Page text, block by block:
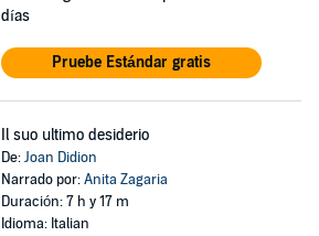
días
Pruebe Estándar gratis
Il suo ultimo desiderio
De:Joan Didion
Narrado por:Anita Zagaria
Duración: 7 h y 17 m
Idioma: Italian